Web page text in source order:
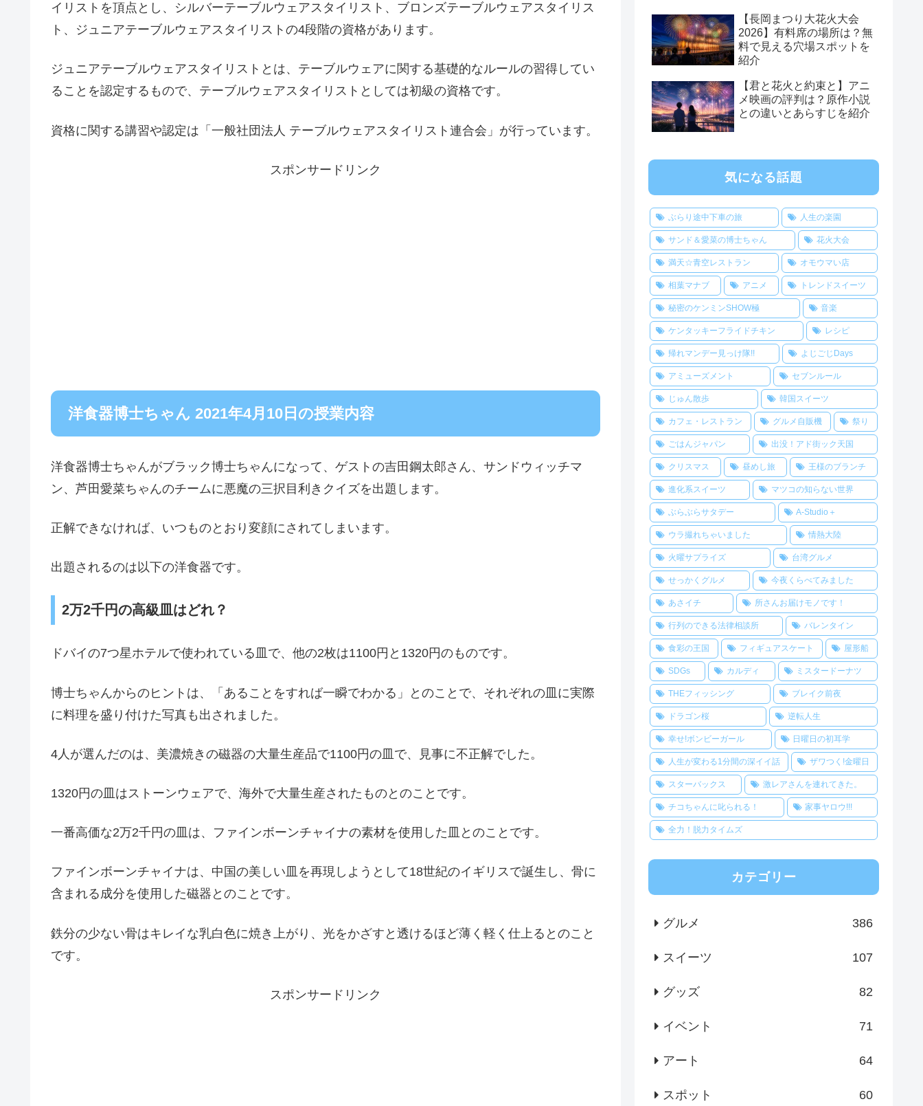
イリストを頂点とし、シルバーテーブルウェアスタイリスト、ブロンズテーブルウェアスタイリス
ト、ジュニアテーブルウェアスタイリストの4段階の資格があります。
ジュニアテーブルウェアスタイリストとは、テーブルウェアに関する基礎的なルールの習得してい
ることを認定するもので、テーブルウェアスタイリストとしては初級の資格です。
資格に関する講習や認定は「一般社団法人 テーブルウェアスタイリスト連合会」が行っています。
スポンサードリンク
洋食器博士ちゃん 2021年4月10日の授業内容
洋食器博士ちゃんがブラック博士ちゃんになって、ゲストの吉田鋼太郎さん、サンドウィッチマ
ン、芦田愛菜ちゃんのチームに悪魔の三択目利きクイズを出題します。
正解できなければ、いつものとおり変顔にされてしまいます。
出題されるのは以下の洋食器です。
2万2千円の高級皿はどれ？
ドバイの7つ星ホテルで使われている皿で、他の2枚は1100円と1320円のものです。
博士ちゃんからのヒントは、「あることをすれば一瞬でわかる」とのことで、それぞれの皿に実際
に料理を盛り付けた写真も出されました。
4人が選んだのは、美濃焼きの磁器の大量生産品で1100円の皿で、見事に不正解でした。
1320円の皿はストーンウェアで、海外で大量生産されたものとのことです。
一番高価な2万2千円の皿は、ファインボーンチャイナの素材を使用した皿とのことです。
ファインボーンチャイナは、中国の美しい皿を再現しようとして18世紀のイギリスで誕生し、骨に
含まれる成分を使用した磁器とのことです。
鉄分の少ない骨はキレイな乳白色に焼き上がり、光をかざすと透けるほど薄く軽く仕上るとのこと
です。
スポンサードリンク
【長岡まつり大花火大会
2026】有料席の場所は？無
料で見える穴場スポットを
紹介
【君と花火と約束と】アニ
メ映画の評判は？原作小説
との違いとあらすじを紹介
気になる話題
ぶらり途中下車の旅 人生の楽園
サンド＆愛菜の博士ちゃん 花火大会
満天☆青空レストラン オモウマい店
相葉マナブ アニメ トレンドスイーツ
秘密のケンミンSHOW極 音楽
ケンタッキーフライドチキン レシピ
帰れマンデー見っけ隊!! よじごじDays
アミューズメント セブンルール
じゅん散歩 韓国スイーツ
カフェ・レストラン グルメ自販機 祭り
ごはんジャパン 出没！アド街ック天国
クリスマス 昼めし旅 王様のブランチ
進化系スイーツ マツコの知らない世界
ぶらぶらサタデー A-Studio＋
ウラ撮れちゃいました 情熱大陸
火曜サプライズ 台湾グルメ
せっかくグルメ 今夜くらべてみました
あさイチ 所さんお届けモノです！
行列のできる法律相談所 バレンタイン
食彩の王国 フィギュアスケート 屋形船
SDGs カルディ ミスタードーナツ
THEフィッシング ブレイク前夜
ドラゴン桜 逆転人生
幸せ!ボンビーガール 日曜日の初耳学
人生が変わる1分間の深イイ話 ザワつく!金曜日
スターバックス 激レアさんを連れてきた。
チコちゃんに叱られる！ 家事ヤロウ!!!
全力！脱力タイムズ
カテゴリー
グルメ 386
スイーツ 107
グッズ 82
イベント 71
アート 64
スポット 60